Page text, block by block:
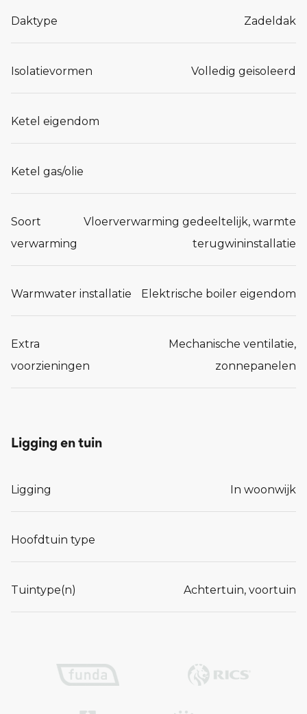
Daktype Zadeldak
Isolatievormen Volledig geisoleerd
Ketel eigendom
Ketel gas/olie
Soort
verwarming
Vloerverwarming gedeeltelijk, warmte
terugwininstallatie
Warmwater installatie Elektrische boiler eigendom
Extra
voorzieningen
Mechanische ventilatie,
zonnepanelen
Ligging en tuin
Ligging In woonwijk
Hoofdtuin type
Tuintype(n) Achtertuin, voortuin